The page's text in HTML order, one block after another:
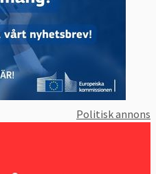
Politisk annons